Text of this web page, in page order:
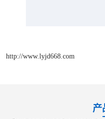
http://www.lyjd668.com
产